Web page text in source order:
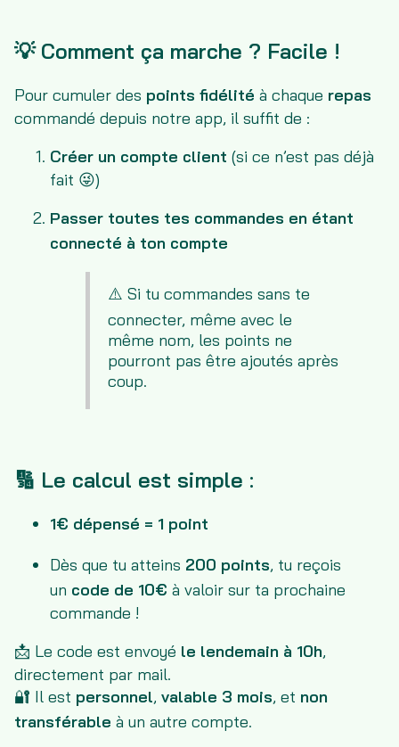
💡 Comment ça marche ? Facile !
Pour cumuler des points fidélité à chaque repas
commandé depuis notre app, il suffit de :
Créer un compte client (si ce n’est pas déjà
fait 😜)
Passer toutes tes commandes en étant
connecté à ton compte
⚠️ Si tu commandes sans te
connecter, même avec le
même nom, les points ne
pourront pas être ajoutés après
coup.
🔢 Le calcul est simple :
1€ dépensé = 1 point
Dès que tu atteins 200 points, tu reçois
un code de 10€ à valoir sur ta prochaine
commande !
📩 Le code est envoyé le lendemain à 10h,
directement par mail.
🔐 Il est personnel, valable 3 mois, et non
transférable à un autre compte.